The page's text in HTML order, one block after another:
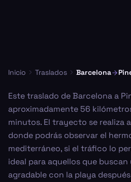
Inicio Traslados Barcelona
Este traslado de Barcelona a
aproximadamente 56
minutos. El trayecto se realiza
donde podrás observar el
mediterráneo, si el tráfico lo
ideal para aquellos que
agradable con la playa